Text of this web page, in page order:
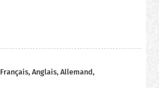
Français, Anglais, Allemand,